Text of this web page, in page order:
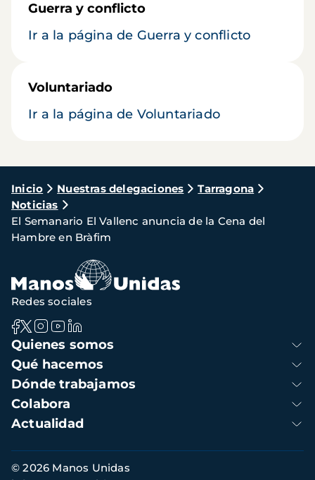
Guerra y conflicto
Ir a la página de Guerra y conflicto
Voluntariado
Ir a la página de Voluntariado
Ruta
de
navegación
Inicio Nuestras delegaciones
Tarragona
Noticias
El Semanario El Vallenc anuncia de la Cena del
Hambre en Bràfim
Navegación
principal
Quienes somos
Qué hacemos
Dónde trabajamos
Colabora
Actualidad
Redes sociales
Información
© 2026 Manos Unidas